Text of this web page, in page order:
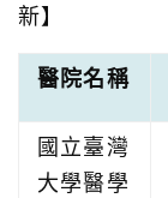
新】
醫院名稱
國立臺灣
大學醫學